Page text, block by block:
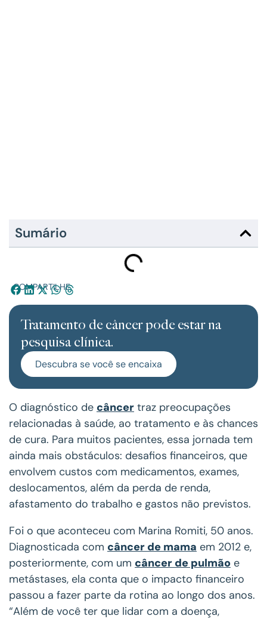
Sumário
COMPARTILHE:
Tratamento de câncer pode estar na
pesquisa clínica.
Descubra se você se encaixa
O diagnóstico de câncer traz preocupações
relacionadas à saúde, ao tratamento e às chances
de cura. Para muitos pacientes, essa jornada tem
ainda mais obstáculos: desafios financeiros, que
envolvem custos com medicamentos, exames,
deslocamentos, além da perda de renda,
afastamento do trabalho e gastos não previstos.
Foi o que aconteceu com Marina Romiti, 50 anos.
Diagnosticada com câncer de mama em 2012 e,
posteriormente, com um câncer de pulmão e
metástases, ela conta que o impacto financeiro
passou a fazer parte da rotina ao longo dos anos.
“Além de você ter que lidar com a doença,